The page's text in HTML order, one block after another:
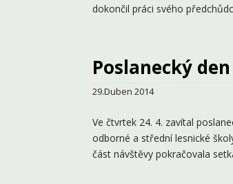
dokončil práci svého
Poslanecký
29.Duben 2014
Ve čtvrtek 24. 4. zavítal
odborné a střední lesnické
část návštěvy pokračovala